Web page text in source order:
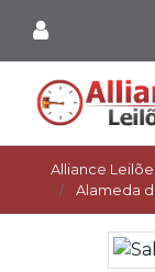
Alliance
Alameda